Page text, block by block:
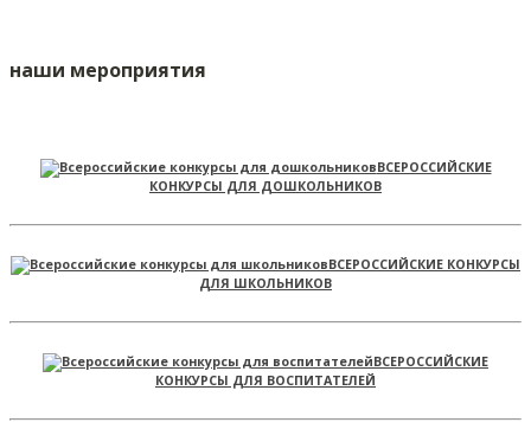
наши мероприятия
ВСЕРОССИЙСКИЕ
КОНКУРСЫ ДЛЯ ДОШКОЛЬНИКОВ
ВСЕРОССИЙСКИЕ КОНКУРСЫ
ДЛЯ ШКОЛЬНИКОВ
ВСЕРОССИЙСКИЕ
КОНКУРСЫ ДЛЯ ВОСПИТАТЕЛЕЙ